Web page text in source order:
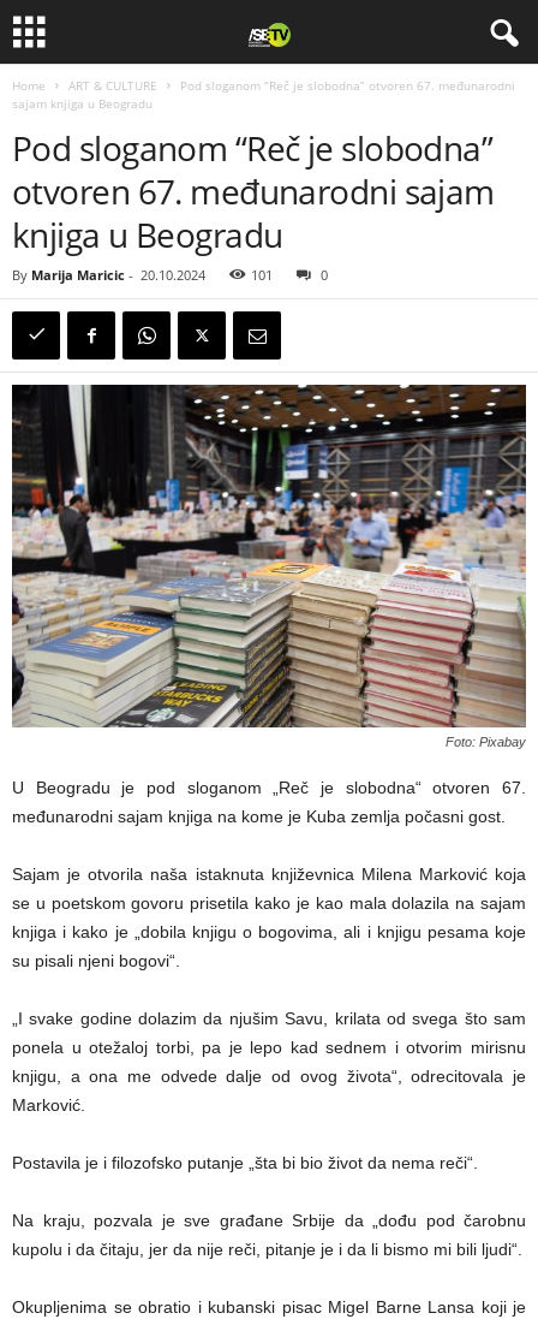
Home ART & CULTURE
Pod sloganom “Reč je slobodna” otvoren 67. međunarodni
sajam knjiga u Beogradu
Pod sloganom “Reč je slobodna”
otvoren 67. međunarodni sajam
knjiga u Beogradu
By Marija Maricic - 20.10.2024 101 0
Foto: Pixabay
U Beogradu je pod sloganom „Reč je slobodna“ otvoren 67.
međunarodni sajam knjiga na kome je Kuba zemlja počasni gost.
Sajam je otvorila naša istaknuta književnica Milena Marković koja
se u poetskom govoru prisetila kako je kao mala dolazila na sajam
knjiga i kako je „dobila knjigu o bogovima, ali i knjigu pesama koje
su pisali njeni bogovi“.
„I svake godine dolazim da njušim Savu, krilata od svega što sam
ponela u otežaloj torbi, pa je lepo kad sednem i otvorim mirisnu
knjigu, a ona me odvede dalje od ovog života“, odrecitovala je
Marković.
Postavila je i filozofsko putanje „šta bi bio život da nema reči“.
Na kraju, pozvala je sve građane Srbije da „dođu pod čarobnu
kupolu i da čitaju, jer da nije reči, pitanje je i da li bismo mi bili ljudi“.
Okupljenima se obratio i kubanski pisac Migel Barne Lansa koji je